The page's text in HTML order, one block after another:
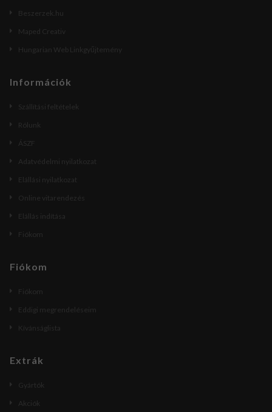
Beszerzek.hu
Maped Creativ
Hungarian Web Linkgyűjtemény
Információk
Szállítási feltételek
Rólunk
ÁSZF
Adatvédelmi nyilatkozat
Elállási nyilatkozat
Online vitarendezés
Elállás indítása
Fiókom
Fiókom
Fiókom
Eddigi megrendeléseim
Kívánságlista
Extrák
Gyártók
Akciók